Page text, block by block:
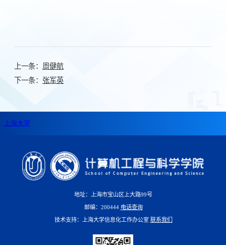
上一条： 周健航
下一条： 张军英
上海大学
地址：上海市宝山区上大路99号
邮编：200444 电话查询
技术支持：上海大学信息化工作办公室 联系我们